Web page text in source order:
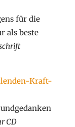
für die
als beste
Kraft-
CD